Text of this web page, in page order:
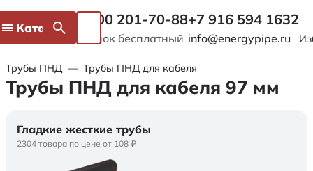
Каталог 8 800 201-70-88
Звонок бесплатный
+7 916 594 1632
info@energypipe.ru
Трубы ПНД — Трубы ПНД для кабеля
Трубы ПНД для кабеля 97 мм
Гладкие жесткие трубы
2304 товара по цене от 108 ₽